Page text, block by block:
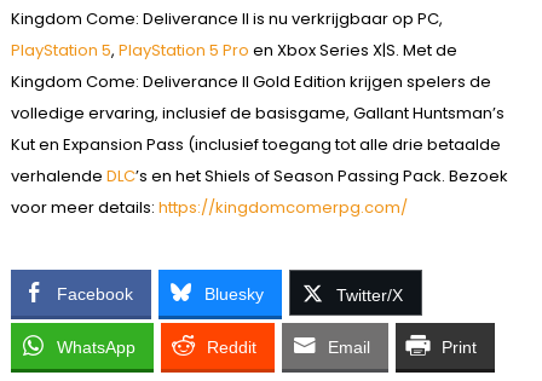
Kingdom Come: Deliverance II is nu verkrijgbaar op PC,
PlayStation 5, PlayStation 5 Pro en Xbox Series X|S. Met de
Kingdom Come: Deliverance II Gold Edition krijgen spelers de
volledige ervaring, inclusief de basisgame, Gallant Huntsman’s
Kut en Expansion Pass (inclusief toegang tot alle drie betaalde
verhalende DLC’s en het Shiels of Season Passing Pack. Bezoek
voor meer details: https://kingdomcomerpg.com/
Facebook Bluesky Twitter/X
WhatsApp Reddit Email Print